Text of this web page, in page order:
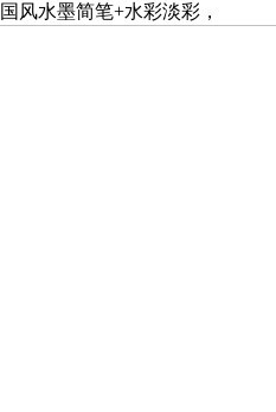
风水墨简笔+水彩淡彩，